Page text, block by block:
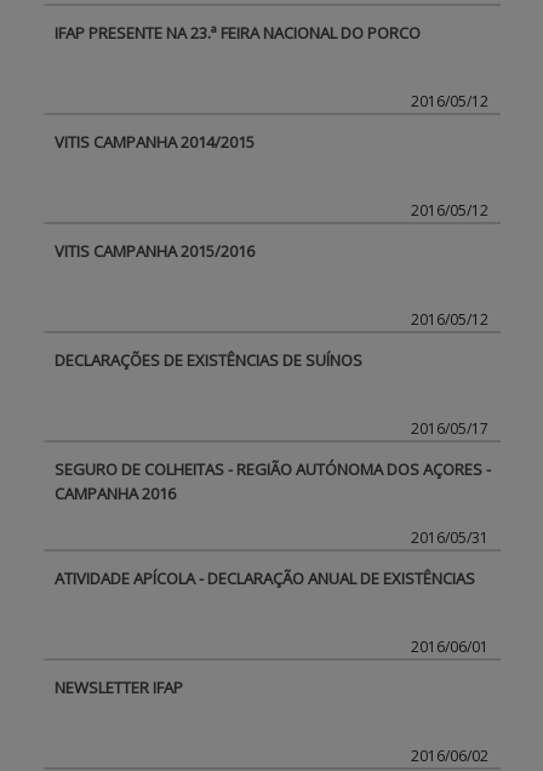
IFAP PRESENTE NA 23.ª FEIRA NACIONAL DO PORCO
2016/05/12
VITIS CAMPANHA 2014/2015
2016/05/12
VITIS CAMPANHA 2015/2016
2016/05/12
DECLARAÇÕES DE EXISTÊNCIAS DE SUÍNOS
2016/05/17
SEGURO DE COLHEITAS - REGIÃO AUTÓNOMA DOS AÇORES -
CAMPANHA 2016
2016/05/31
ATIVIDADE APÍCOLA - DECLARAÇÃO ANUAL DE EXISTÊNCIAS
2016/06/01
NEWSLETTER IFAP
2016/06/02